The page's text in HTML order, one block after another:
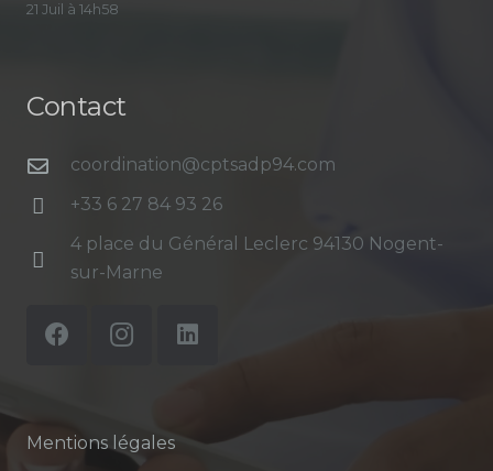
21 Juil à 14h58
Contact
coordination@cptsadp94.com
+33 6 27 84 93 26
4 place du Général Leclerc 94130 Nogent-
sur-Marne
Mentions légales